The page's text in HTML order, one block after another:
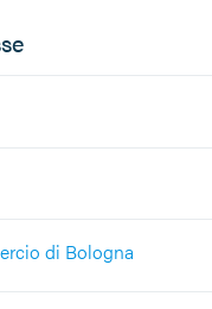
di Bologna